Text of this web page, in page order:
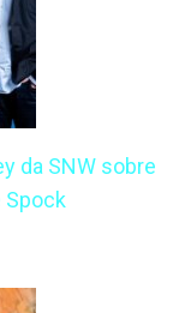
da SNW sobre
Spock